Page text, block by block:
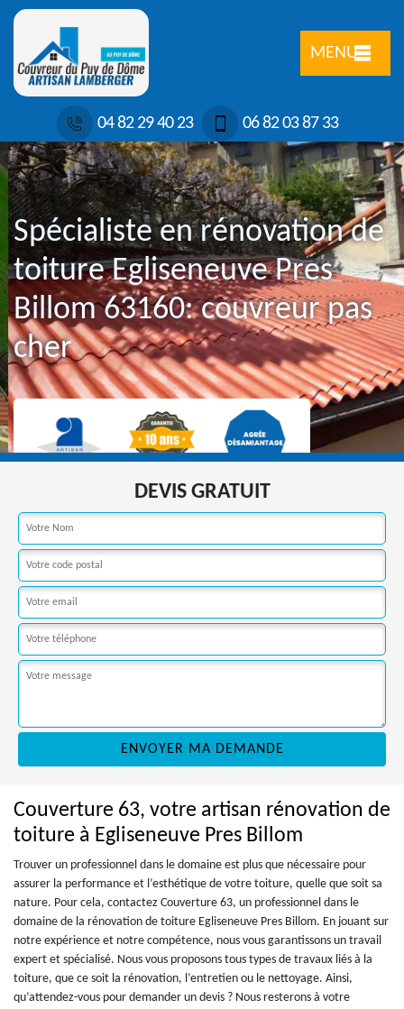
MENU
04 82 29 40 23 06 82 03 87 33
Spécialiste en rénovation de
toiture Egliseneuve Pres
Billom 63160: couvreur pas
cher
DEVIS GRATUIT
Couverture 63, votre artisan rénovation de
toiture à Egliseneuve Pres Billom
Trouver un professionnel dans le domaine est plus que nécessaire pour
assurer la performance et l’esthétique de votre toiture, quelle que soit sa
nature. Pour cela, contactez Couverture 63, un professionnel dans le
domaine de la rénovation de toiture Egliseneuve Pres Billom. En jouant sur
notre expérience et notre compétence, nous vous garantissons un travail
expert et spécialisé. Nous vous proposons tous types de travaux liés à la
toiture, que ce soit la rénovation, l’entretien ou le nettoyage. Ainsi,
qu’attendez-vous pour demander un devis ? Nous resterons à votre